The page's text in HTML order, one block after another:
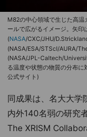
M82の中心領域で生じた高
ールで広がるイメージ。矢印
(NASA/CXC/JHU/
(NASA/ESA/STScI/AURA/
(NASA/JPL-Caltech/
る温度や状態の物質の分布
公式サイト)
同成果は、名大大学
内外140名弱の研究
The XRISM